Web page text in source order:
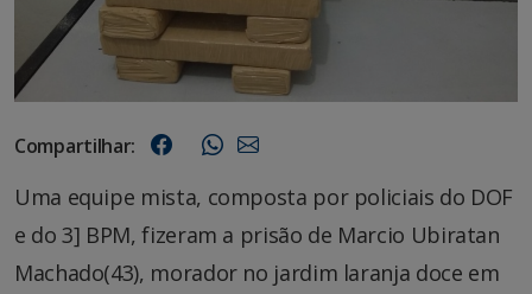
Compartilhar:
Uma equipe mista, composta por policiais do DOF
e do 3] BPM, fizeram a prisão de Marcio Ubiratan
Machado(43), morador no jardim laranja doce em